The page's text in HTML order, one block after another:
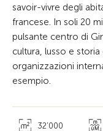
savoir-vivre degli
francese. In soli 20
pulsante centro di
cultura, lusso e
organizzazioni
esempio.
32’000